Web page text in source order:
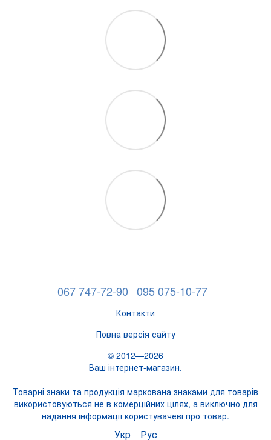
067 747-72-90 095 075-10-77
Контакти
Повна версія сайту
© 2012—2026
Ваш інтернет-магазин.
Товарні знаки та продукція маркована знаками для товарів
використовуються не в комерційних цілях, а виключно для
надання інформації користувачеві про товар.
Укр Рус